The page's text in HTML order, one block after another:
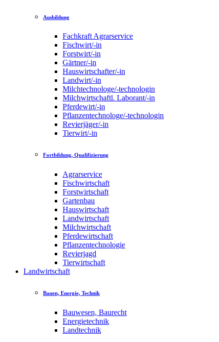
Ausbildung
Fachkraft Agrarservice
Fischwirt/-in
Forstwirt/-in
Gärtner/-in
Hauswirtschafter/-in
Landwirt/-in
Milchtechnologe/-technologin
Milchwirtschaftl. Laborant/-in
Pferdewirt/-in
Pflanzentechnologe/-technologin
Revierjäger/-in
Tierwirt/-in
Fortbildung, Qualifizierung
Agrarservice
Fischwirtschaft
Forstwirtschaft
Gartenbau
Hauswirtschaft
Landwirtschaft
Milchwirtschaft
Pferdewirtschaft
Pflanzentechnologie
Revierjagd
Tierwirtschaft
Landwirtschaft
Bauen, Energie, Technik
Bauwesen, Baurecht
Energietechnik
Landtechnik